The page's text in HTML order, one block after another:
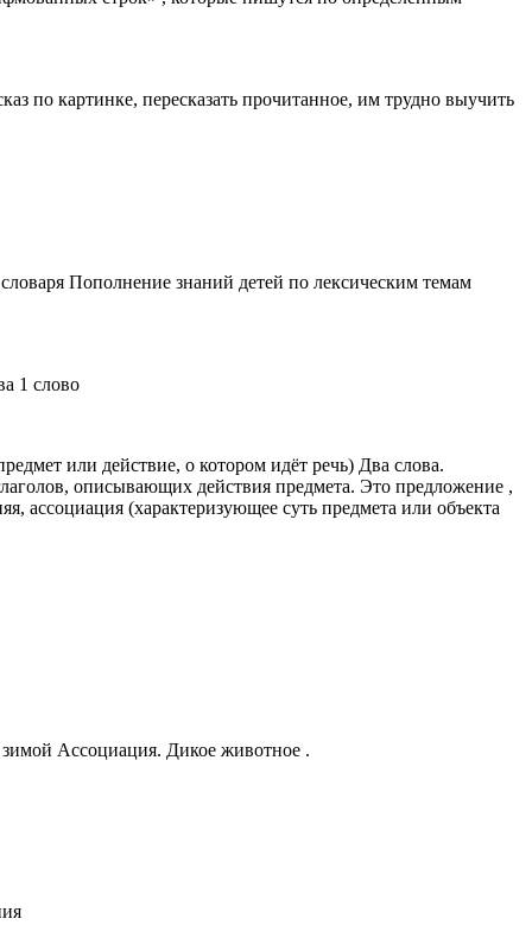
по картинке, пересказать прочитанное, им трудно выучить
Пополнение знаний детей по лексическим темам
1 слово
или действие, о котором идёт речь) Два слова.
описывающих действия предмета. Это предложение ,
ассоциация (характеризующее суть предмета или объекта
Ассоциация. Дикое животное .